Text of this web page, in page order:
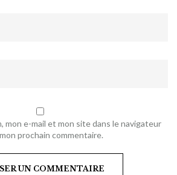
mon e-mail et mon site dans le navigateur
prochain commentaire.